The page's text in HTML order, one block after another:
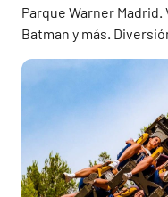
Parque Warner
Batman y más.